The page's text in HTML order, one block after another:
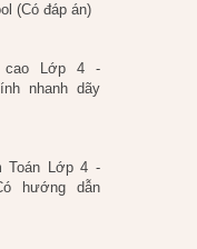
(Có đáp án)
cao Lớp 4 -
nhanh dãy
Toán Lớp 4 -
hướng dẫn